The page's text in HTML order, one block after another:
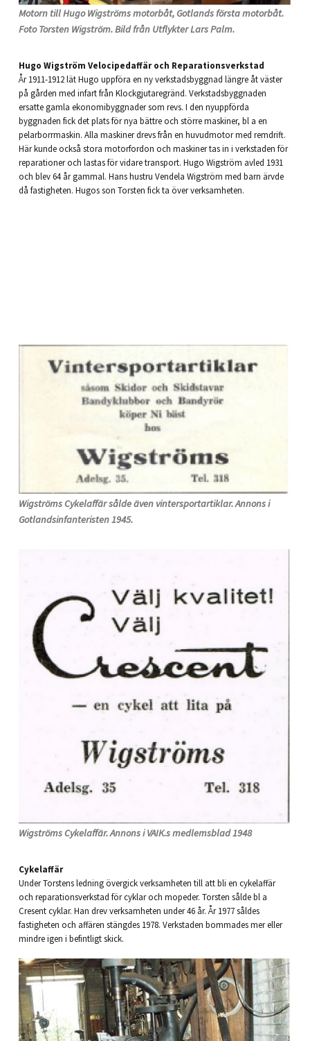
Motorn till Hugo Wigströms motorbåt, Gotlands första motorbåt.
Foto Torsten Wigström. Bild från Utflykter Lars Palm.
Hugo Wigström Velocipedaffär och Reparationsverkstad
År 1911-1912 lät Hugo uppföra en ny verkstadsbyggnad längre åt väster
på gården med infart från Klockgjutaregränd. Verkstadsbyggnaden
ersatte gamla ekonomibyggnader som revs. I den nyuppförda
byggnaden fick det plats för nya bättre och större maskiner, bl a en
pelarborrmaskin. Alla maskiner drevs från en huvudmotor med remdrift.
Här kunde också stora motorfordon och maskiner tas in i verkstaden för
reparationer och lastas för vidare transport. Hugo Wigström avled 1931
och blev 64 år gammal. Hans hustru Vendela Wigström med barn ärvde
då fastigheten. Hugos son Torsten fick ta över verksamheten.
Wigströms Cykelaffär sålde även vintersportartiklar. Annons i
Gotlandsinfanteristen 1945.
Wigströms Cykelaffär. Annons i VAIK.s medlemsblad 1948
Cykelaffär
Under Torstens ledning övergick verksamheten till att bli en cykelaffär
och reparationsverkstad för cyklar och mopeder. Torsten sålde bl a
Cresent cyklar. Han drev verksamheten under 46 år. År 1977 såldes
fastigheten och affären stängdes 1978. Verkstaden bommades mer eller
mindre igen i befintligt skick.